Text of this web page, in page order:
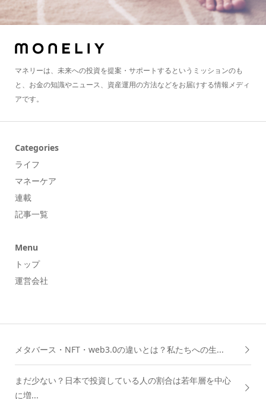
マネリーは、未来への投資を提案・サポートするというミッションのも
と、お金の知識やニュース、資産運用の方法などをお届けする情報メディ
アです。
Categories
ライフ
マネーケア
連載
記事一覧
Menu
トップ
運営会社
メタバース・NFT・web3.0の違いとは？私たちへの生...
まだ少ない？日本で投資している人の割合は若年層を中心
に増...